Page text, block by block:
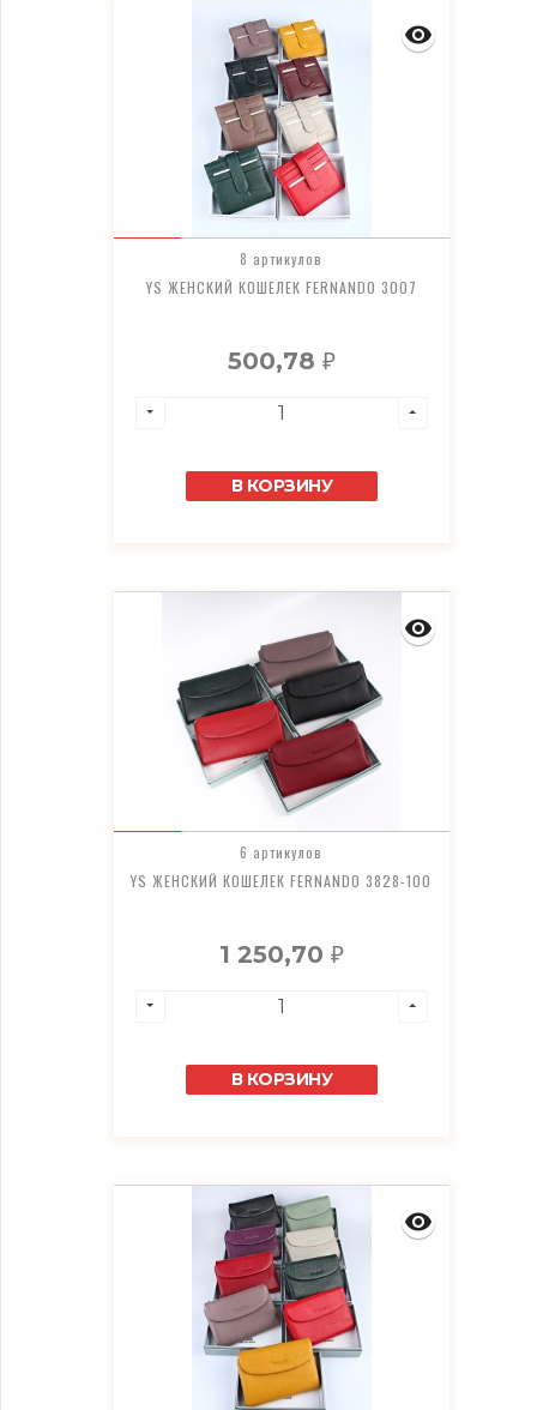
8 артикулов
YS ЖЕНСКИЙ КОШЕЛЕК FERNANDO 3007
500,78 ₽
В КОРЗИНУ
6 артикулов
YS ЖЕНСКИЙ КОШЕЛЕК FERNANDO 3828-100
1 250,70 ₽
В КОРЗИНУ